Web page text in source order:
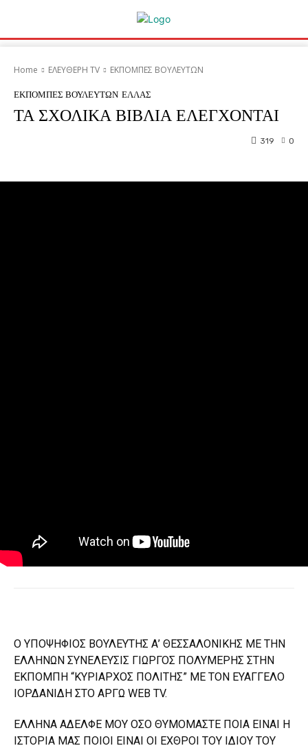
Home ΕΛΕΥΘΕΡΗ ΤV ΕΚΠΟΜΠΕΣ ΒΟΥΛΕΥΤΩΝ
ΕΚΠΟΜΠΕΣ ΒΟΥΛΕΥΤΩΝ ΕΛΛΑΣ
ΤΑ ΣΧΟΛΙΚΑ ΒΙΒΛΙΑ ΕΛΕΓΧΟΝΤΑΙ
0
319
Ο ΥΠΟΨΗΦΙΟΣ ΒΟΥΛΕΥΤΗΣ Α’ ΘΕΣΣΑΛΟΝΙΚΗΣ ΜΕ ΤΗΝ
ΕΛΛΗΝΩΝ ΣΥΝΕΛΕΥΣΙΣ ΓΙΩΡΓΟΣ ΠΟΛΥΜΕΡΗΣ ΣΤΗΝ
ΕΚΠΟΜΠΗ “ΚΥΡΙΑΡΧΟΣ ΠΟΛΙΤΗΣ” ΜΕ ΤΟΝ ΕΥΑΓΓΕΛΟ
ΙΟΡΔΑΝΙΔΗ ΣΤΟ ΑΡΓΩ WEB TV.
ΕΛΛΗΝΑ ΑΔΕΛΦΕ ΜΟΥ ΟΣΟ ΘΥΜΟΜΑΣΤΕ ΠΟΙΑ ΕΙΝΑΙ Η
ΙΣΤΟΡΙΑ ΜΑΣ ΠΟΙΟΙ ΕΙΝΑΙ ΟΙ ΕΧΘΡΟΙ ΤΟΥ ΙΔΙΟΥ ΤΟΥ